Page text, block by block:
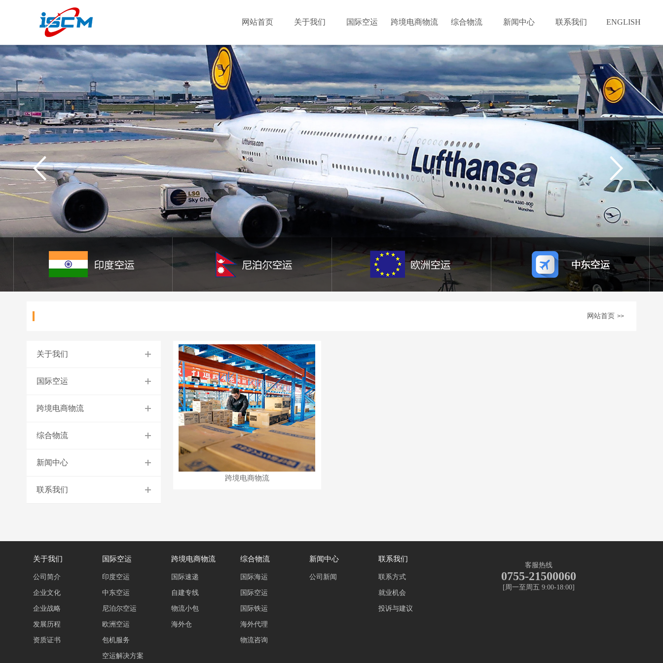
网站首页 关于我们 国际空运 跨境电商物流 综合物流 新闻中心 联系我们 ENGLISH
网站首页 >>
关于我们
国际空运
跨境电商物流
综合物流
新闻中心
联系我们
跨境电商物流
关于我们
公司简介
企业文化
企业战略
发展历程
资质证书
国际空运
印度空运
中东空运
尼泊尔空运
欧洲空运
包机服务
空运解决方案
跨境电商物流
国际速递
自建专线
物流小包
海外仓
综合物流
国际海运
国际空运
国际铁运
海外代理
物流咨询
新闻中心
公司新闻
联系我们
联系方式
就业机会
投诉与建议
客服热线
0755-21500060
[周一至周五 9:00-18:00]